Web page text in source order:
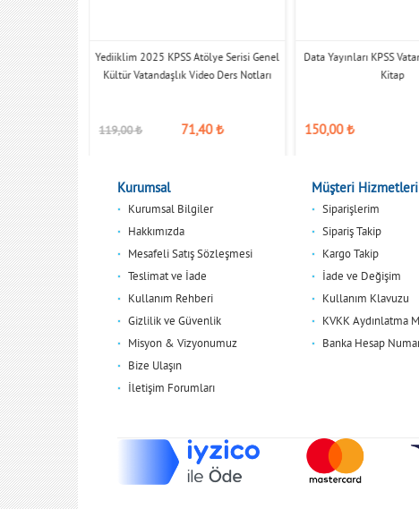
Poster
Yediiklim 2025 KPSS Atölye Serisi Genel
Kültür Vatandaşlık Video Ders Notları
119,00₺ 71,40₺
Data Yayınları KPSS
Kitap
150,00₺
Kurumsal
Kurumsal Bilgiler
Hakkımızda
Mesafeli Satış Sözleşmesi
Teslimat ve İade
Kullanım Rehberi
Gizlilik ve Güvenlik
Misyon & Vizyonumuz
Bize Ulaşın
İletişim Forumları
Müşteri Hizmetleri
Siparişlerim
Sipariş Takip
Kargo Takip
İade ve Değişim
Kullanım Klavuzu
KVKK Aydınlatma
Banka Hesap